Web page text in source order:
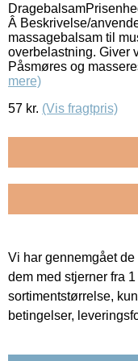
Â Beskrivelse/
massagebalsam til
overbelastning. Giver
Påsmøres og
mere)
57 kr. (Vis fragtpris)
Vi har gennemgået
dem med stjerner fra
sortimentstørrelse,
betingelser,